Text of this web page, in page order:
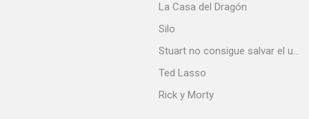
La Casa del Dragón
Silo
Stuart no consigue salvar el universo
Ted Lasso
Rick y Morty